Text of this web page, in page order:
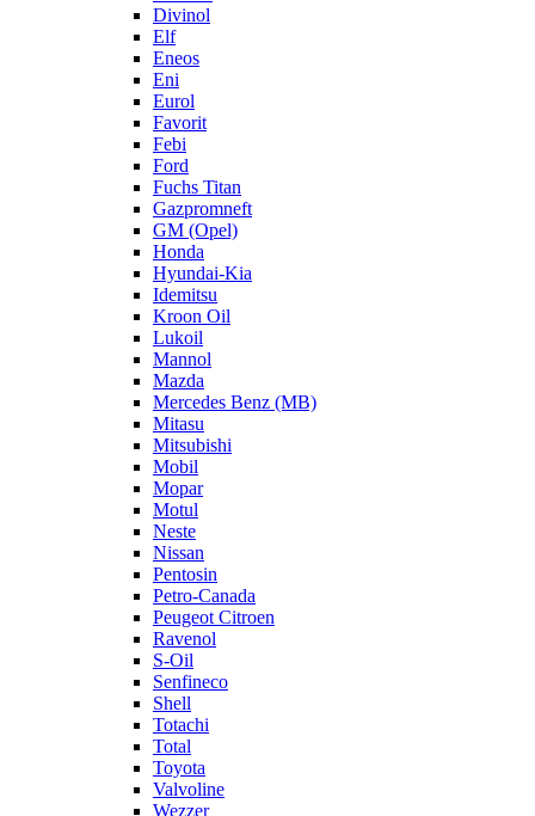
Divinol
Elf
Eneos
Eni
Eurol
Favorit
Febi
Ford
Fuchs Titan
Gazpromneft
GM (Opel)
Honda
Hyundai-Kia
Idemitsu
Kroon Oil
Lukoil
Mannol
Mazda
Mercedes Benz (MB)
Mitasu
Mitsubishi
Mobil
Mopar
Motul
Neste
Nissan
Pentosin
Petro-Canada
Peugeot Citroen
Ravenol
S-Oil
Senfineco
Shell
Totachi
Total
Toyota
Valvoline
Wezzer